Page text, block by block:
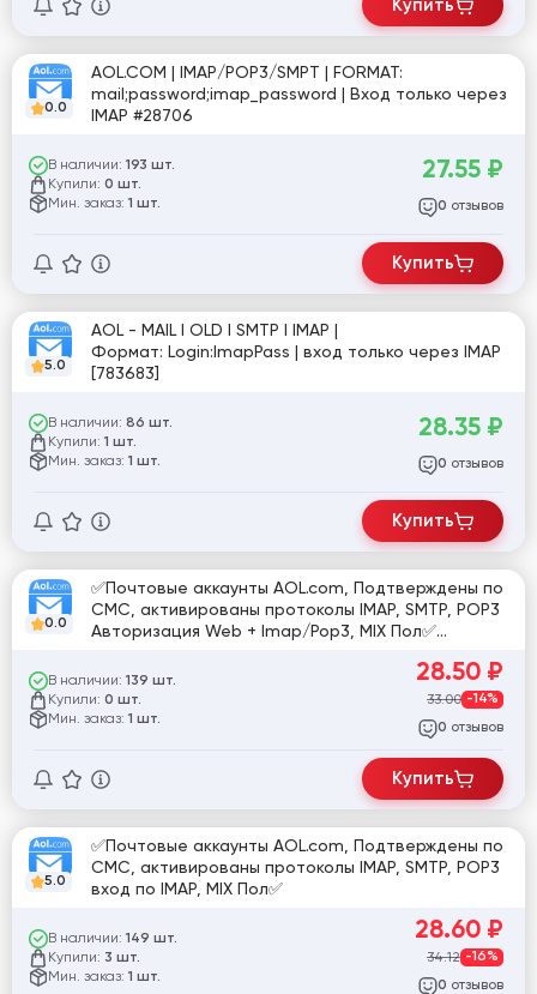
Купить
0.0
AOL.COM | IMAP/POP3/SMPT | FORMAT:
mail;password;imap_password | Вход только через
IMAP #28706
В наличии: 193 шт.
Купили: 0 шт.
Мин. заказ: 1 шт.
27.55 ₽
0 отзывов
Купить
5.0
AOL - MAIL I OLD I SMTP I IMAP |
Формат: Login:ImapPass | вход только через IMAP
[783683]
В наличии: 86 шт.
Купили: 1 шт.
Мин. заказ: 1 шт.
28.35 ₽
0 отзывов
Купить
0.0
✅Почтовые аккаунты AOL.com, Подтверждены по
СМС, активированы протоколы IMAP, SMTP, POP3
Авторизация Web + Imap/Pop3, MIX Пол✅
В наличии: 139 шт.
Купили: 0 шт.
Мин. заказ: 1 шт.
28.50 ₽
33.00 -14%
0 отзывов
Купить
5.0
✅Почтовые аккаунты AOL.com, Подтверждены по
СМС, активированы протоколы IMAP, SMTP, POP3
вход по IMAP, MIX Пол✅
В наличии: 149 шт.
Купили: 3 шт.
Мин. заказ: 1 шт.
28.60 ₽
34.12 -16%
0 отзывов